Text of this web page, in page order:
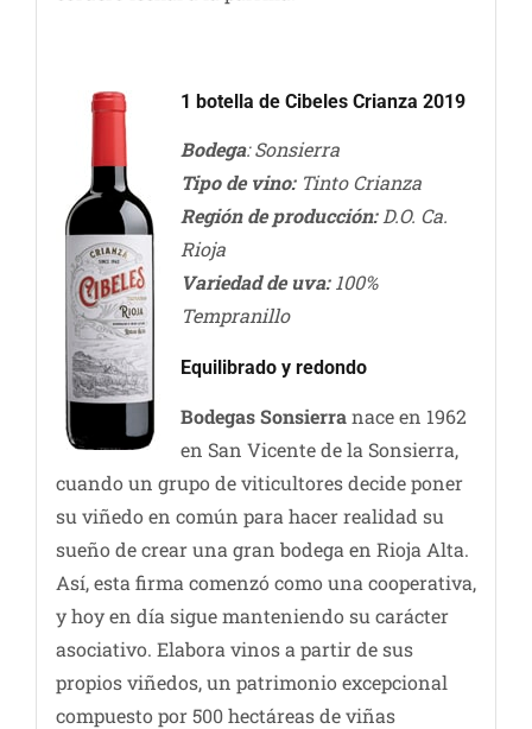
1 botella de Cibeles Crianza 2019
Bodega: Sonsierra
Tipo de vino:Tinto Crianza
Región de producción:D.O. Ca.
Rioja
Variedad de uva: 100%
Tempranillo
Equilibrado y redondo
Bodegas Sonsierranace en 1962
en San Vicente de la Sonsierra,
cuando un grupo de viticultores decide poner
su viñedo en común para hacer realidad su
sueño de crear una gran bodega en Rioja Alta.
Así, esta firma comenzó como una cooperativa,
y hoy en día sigue manteniendo su carácter
asociativo. Elabora vinos a partir de sus
propios viñedos, un patrimonio excepcional
compuesto por 500 hectáreas de viñas